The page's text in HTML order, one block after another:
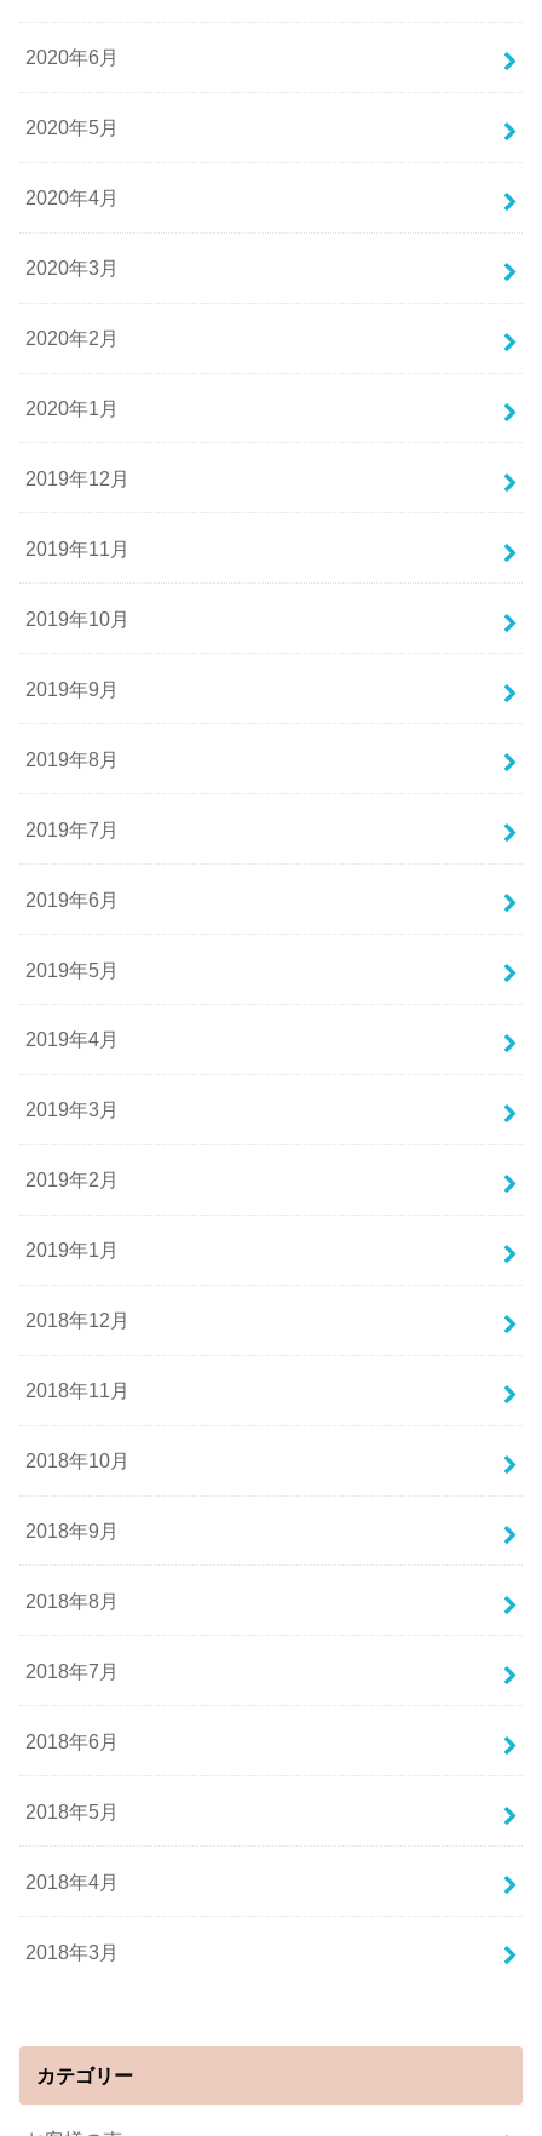
2020年6月
2020年5月
2020年4月
2020年3月
2020年2月
2020年1月
2019年12月
2019年11月
2019年10月
2019年9月
2019年8月
2019年7月
2019年6月
2019年5月
2019年4月
2019年3月
2019年2月
2019年1月
2018年12月
2018年11月
2018年10月
2018年9月
2018年8月
2018年7月
2018年6月
2018年5月
2018年4月
2018年3月
カテゴリー